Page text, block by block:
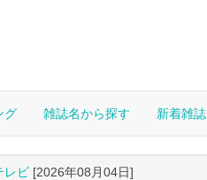
グ 雑誌名から探す 新着雑誌
レビ [2026年08月04日]